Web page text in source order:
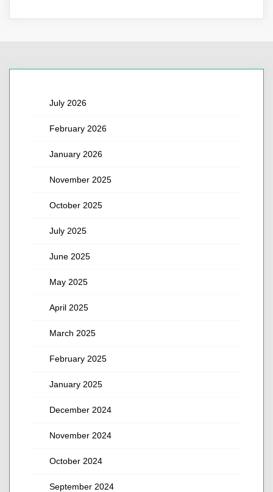
July 2026
February 2026
January 2026
November 2025
October 2025
July 2025
June 2025
May 2025
April 2025
March 2025
February 2025
January 2025
December 2024
November 2024
October 2024
September 2024